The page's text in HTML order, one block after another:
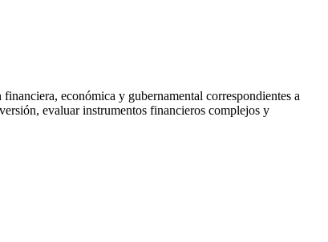
económica y gubernamental correspondientes a
evaluar instrumentos financieros complejos y